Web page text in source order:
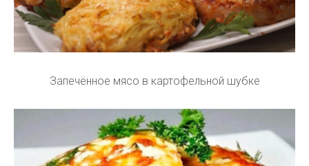
Запечённое мясо в картофельной шубке